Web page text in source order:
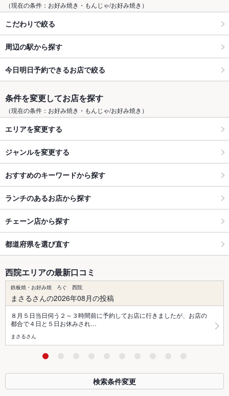
（現在の条件：お好み焼き・もんじゃ/お好み焼き）
こだわりで絞る
周辺の駅から探す
今日明日予約できるお店で絞る
条件を変更してお店を探す
（現在の条件：お好み焼き・もんじゃ/お好み焼き）
エリアを変更する
ジャンルを変更する
おすすめのキーワードから探す
ランチのあるお店から探す
チェーン店から探す
都道府県を選び直す
西院エリアの最新口コミ
鉄板焼・お好み焼 ろぐ 西院
まさるさんの2026年08月の投稿
８月５日当日伺う２～３時間前に予約してお店に行きましたが、お店の
都合で４日と５日お休みされ…
まさるさん
検索条件変更